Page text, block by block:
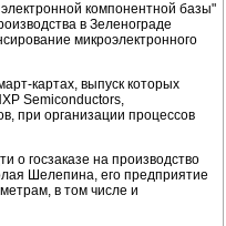
компонентной базы"
в Зеленограде
микроэлектронного
картах, выпуск которых
Semiconductors,
при организации процессов
о госзаказе на производство
Шелепина, его предприятие
в том числе и